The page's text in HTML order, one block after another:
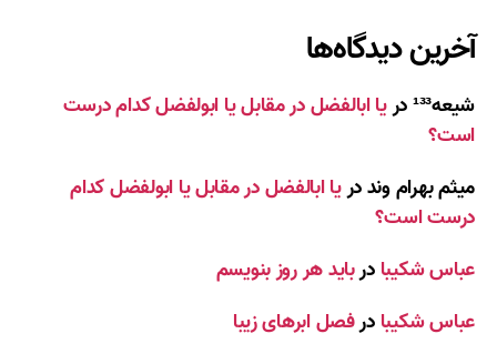
آخرین دیدگاه‌ها
شیعه¹³³ دریا ابالفضل در مقابل یا ابولفضل کدام درست
است؟
میثم بهرام ونددریا ابالفضل در مقابل یا ابولفضل کدام
درست است؟
عباس شکیبا درباید هر روز بنویسم
عباس شکیبا درفصل ابرهای زیبا